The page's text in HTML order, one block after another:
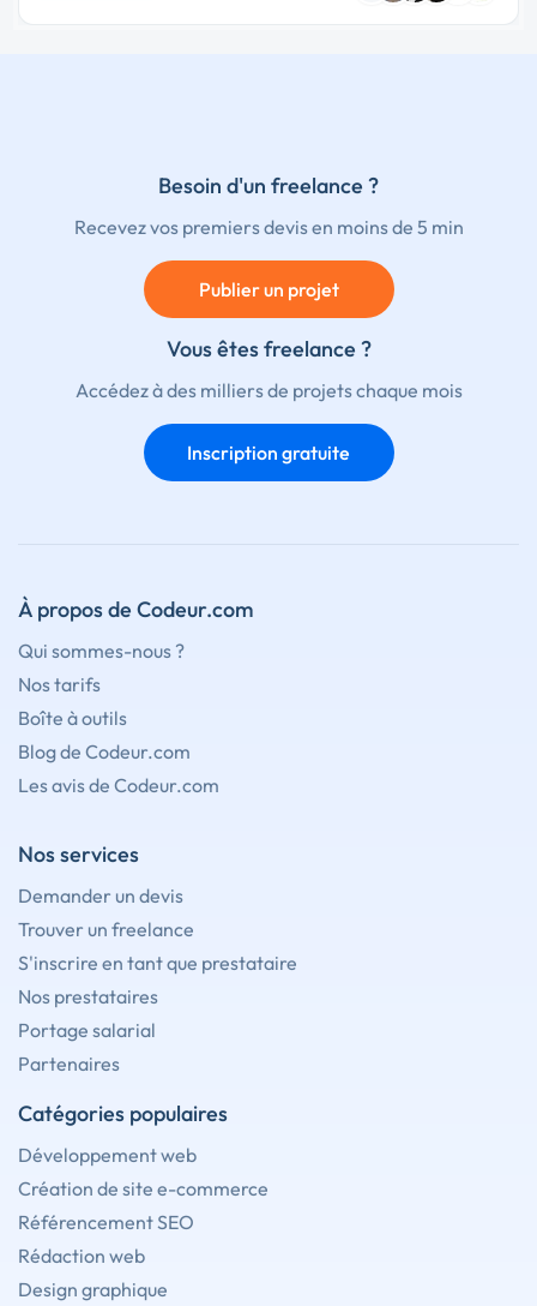
Besoin d'un freelance ?
Recevez vos premiers devis en moins de 5 min
Publier un projet
Vous êtes freelance ?
Accédez à des milliers de projets chaque mois
Inscription gratuite
À propos de Codeur.com
Qui sommes-nous ?
Nos tarifs
Boîte à outils
Blog de Codeur.com
Les avis de Codeur.com
Nos services
Demander un devis
Trouver un freelance
S'inscrire en tant que prestataire
Nos prestataires
Portage salarial
Partenaires
Catégories populaires
Développement web
Création de site e-commerce
Référencement SEO
Rédaction web
Design graphique